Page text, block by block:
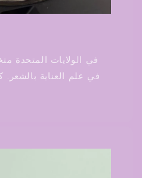
في علم العناية